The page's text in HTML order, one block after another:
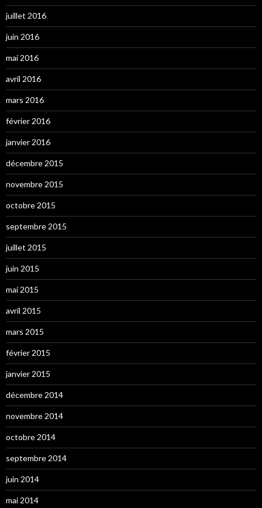
juillet 2016
juin 2016
mai 2016
avril 2016
mars 2016
février 2016
janvier 2016
décembre 2015
novembre 2015
octobre 2015
septembre 2015
juillet 2015
juin 2015
mai 2015
avril 2015
mars 2015
février 2015
janvier 2015
décembre 2014
novembre 2014
octobre 2014
septembre 2014
juin 2014
mai 2014